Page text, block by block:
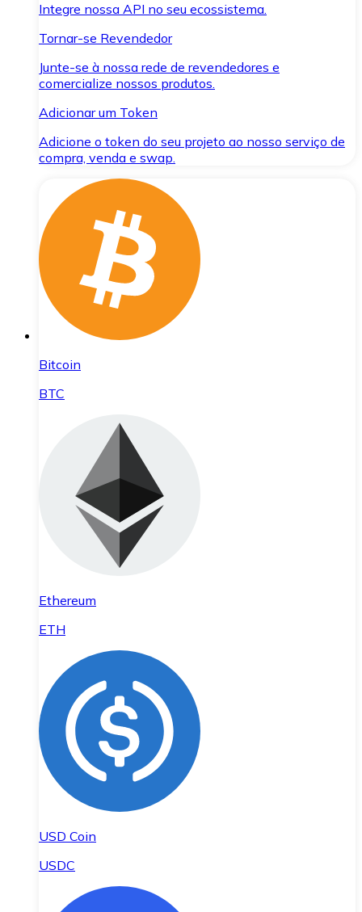
Integre nossa API no seu ecossistema.
Tornar-se Revendedor
Junte-se à nossa rede de revendedores e
comercialize nossos produtos.
Adicionar um Token
Adicione o token do seu projeto ao nosso serviço de
compra, venda e swap.
Bitcoin
BTC
Ethereum
ETH
USD Coin
USDC